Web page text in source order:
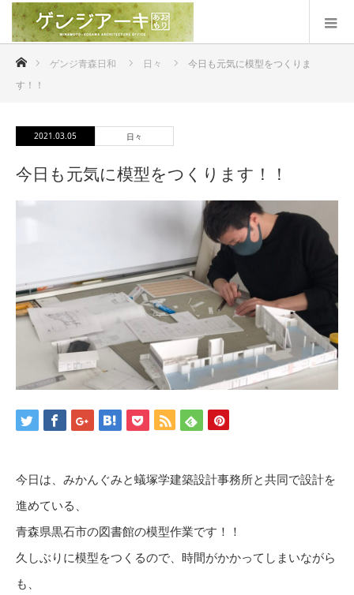
ホームゲンジ青森日和 日々
今日も元気に模型をつくりま
す！！
2021.03.05 日々
今日も元気に模型をつくります！！
今日は、みかんぐみと蟻塚学建築設計事務所と共同で設計を
進めている、
青森県黒石市の図書館の模型作業です！！
久しぶりに模型をつくるので、時間がかかってしまいながら
も、